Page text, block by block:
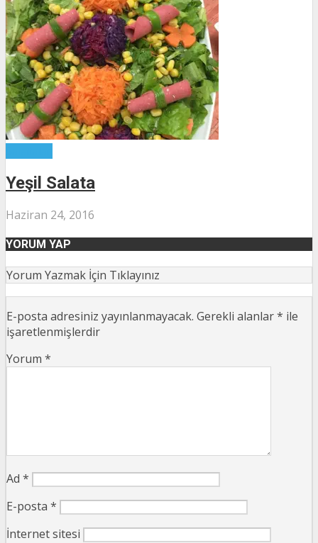
Yeşil Salata
Haziran 24, 2016
YORUM YAP
Yorum Yazmak İçin Tıklayınız
E-posta adresiniz yayınlanmayacak. Gerekli alanlar* ile
işaretlenmişlerdir
Yorum *
Ad *
E-posta *
İnternet sitesi